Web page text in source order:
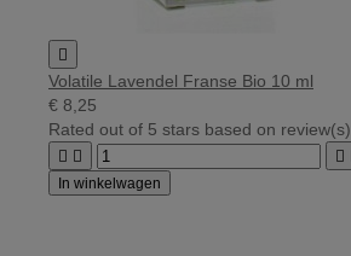

Volatile Lavendel Franse Bio 10 ml
€ 8,25
Rated out of 5 stars based on review(s)
  
In winkelwagen